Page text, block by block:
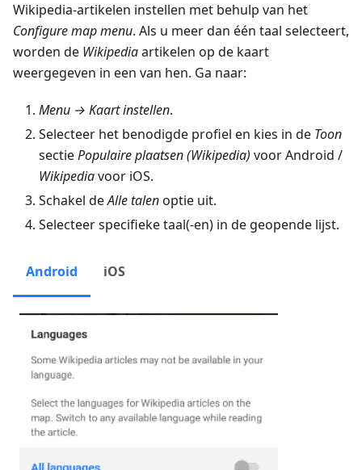
Wikipedia-artikelen instellen met behulp van het
Configure map menu. Als u meer dan één taal selecteert,
worden de Wikipediaartikelen op de kaart
weergegeven in een van hen. Ga naar:
Menu → Kaart instellen.
Selecteer het benodigde profiel en kies in de Toon
sectiePopulaire plaatsen (Wikipedia) voor Android /
Wikipediavoor iOS.
Schakel deAlle talenoptie uit.
Selecteer specifieke taal(-en) in de geopende lijst.
Android iOS